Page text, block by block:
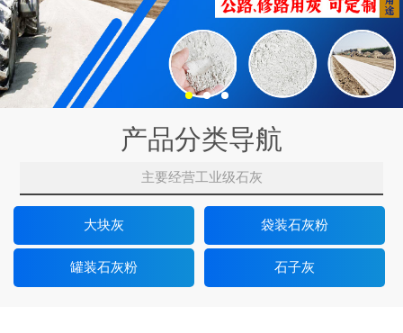
产品分类导航
主要经营工业级石灰
大块灰 袋装石灰粉
罐装石灰粉 石子灰